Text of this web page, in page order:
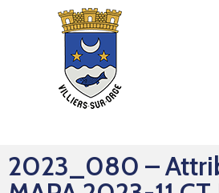
Mes
2023_080 –